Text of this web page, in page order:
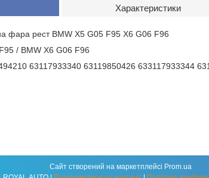
Характеристики
фара рест BMW X5 G05 F95 X6 G06 F96
/ BMW X6 G06 F96
63117933340 63119850426 633117933344
Сайт створений на маркетплейсі Prom.ua